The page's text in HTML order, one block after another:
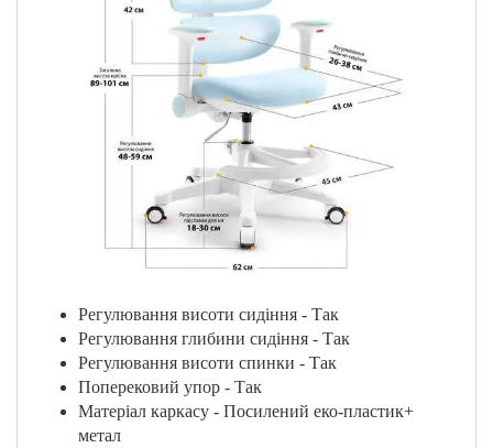
Регулювання висоти сидіння - Так
Регулювання глибини сидіння - Так
Регулювання висоти спинки - Так
Поперековий упор - Так
Матеріал каркасу - Посилений еко-пластик+
метал